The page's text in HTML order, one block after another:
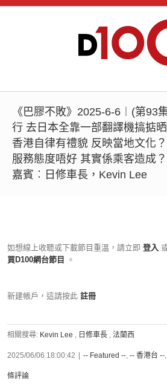
《巴膠不敗》2025-6-6︱(第93
行 去日本全靠一部翻譯機搞掂
香港自律有禮貌 反映當地文化
服務態度唔好 其實係乘客造成
嘉賓︰日修車長，Kevin Lee
如想線上收聽或下載節目重溫，請立即 登入
買D100網台節目
。
新建帳戶，這請按此 註冊
相關搜尋: Kevin Lee , 日修車長 , 法蘭西
2025/06/06 18:00:42 -- Featured --, -- 香港台 --,
條評論